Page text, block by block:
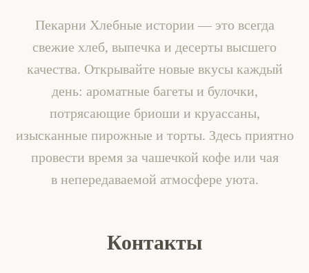
Пекарни Хлебные истории — это всегда
свежие хлеб, выпечка и десерты высшего
качества. Открывайте новые вкусы каждый
день: ароматные багеты и булочки,
потрясающие бриоши и круассаны,
изысканные пирожные и торты. Здесь приятно
провести время за чашечкой кофе или чая
в непередаваемой атмосфере уюта.
Контакты